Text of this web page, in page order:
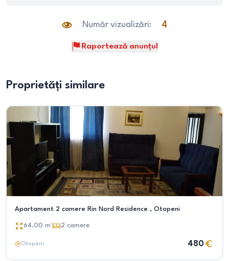
Număr vizualizări: 4
Raportează anunțul
Proprietăți similare
Apartament 2 camere Rin Nord Residence , Otopeni
64.00 m² 2 camere
Otopeni 480